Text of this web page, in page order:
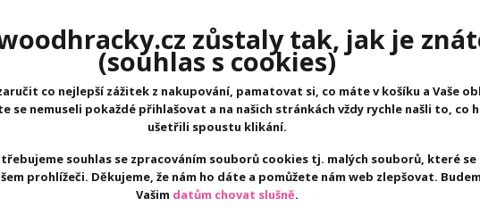
, protože ve velké míře přispívají kmentálnímu a fyzickému
zůstaly tak, jak je
(souhlas s cookies)
co nejlepší zážitek z nakupování, pamatovat si, co máte v košíku a Vaše
se nemuseli pokaždé přihlašovat a na našich stránkách vždy rychle našli to, co
ušetřili spoustu klikání.
souhlas se zpracováním souborů cookies tj. malých souborů, které se
prohlížeči. Děkujeme, že nám ho dáte a pomůžete nám web zlepšovat.
Vašim datům chovat slušně.